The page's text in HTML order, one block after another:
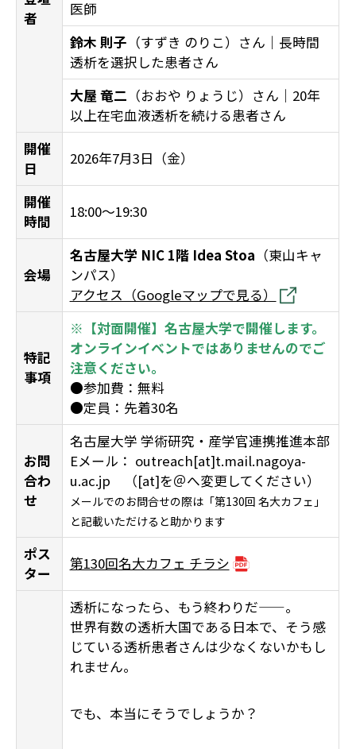
者
医師
鈴木 則子 （すずき のりこ）さん｜長時間
透析を選択した患者さん
大屋 竜二 （おおや りょうじ）さん｜20年
以上在宅血液透析を続ける患者さん
開催
日
2026年7月3日（金）
開催
時間
18:00〜19:30
会場
名古屋大学 NIC 1階 Idea Stoa （東山キャ
ンパス）
アクセス（Googleマップで見る）
特記
事項
※【対面開催】名古屋大学で開催します。
オンラインイベントではありませんのでご
注意ください。
●参加費：無料
●定員：先着30名
お問
合わ
せ
名古屋大学 学術研究・産学官連携推進本部
Eメール： outreach[at]t.mail.nagoya-
u.ac.jp （[at]を＠へ変更してください）
メールでのお問合せの際は「第130回 名大カフェ」
と記載いただけると助かります
ポス
ター
第130回名大カフェ チラシ
透析になったら、もう終わりだ——。
世界有数の透析大国である日本で、そう感
じている透析患者さんは少なくないかもし
れません。
でも、本当にそうでしょうか？